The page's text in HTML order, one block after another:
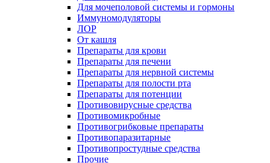
Для мочеполовой системы и гормоны
Иммуномодуляторы
ЛОР
От кашля
Препараты для крови
Препараты для печени
Препараты для нервной системы
Препараты для полости рта
Препараты для потенции
Противовирусные средства
Противомикробные
Противогрибковые препараты
Противопаразитарные
Противопростудные средства
Прочие